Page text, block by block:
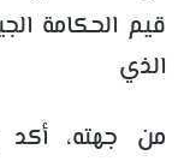
قيم الحكامة
الذي
من جهته، أكد